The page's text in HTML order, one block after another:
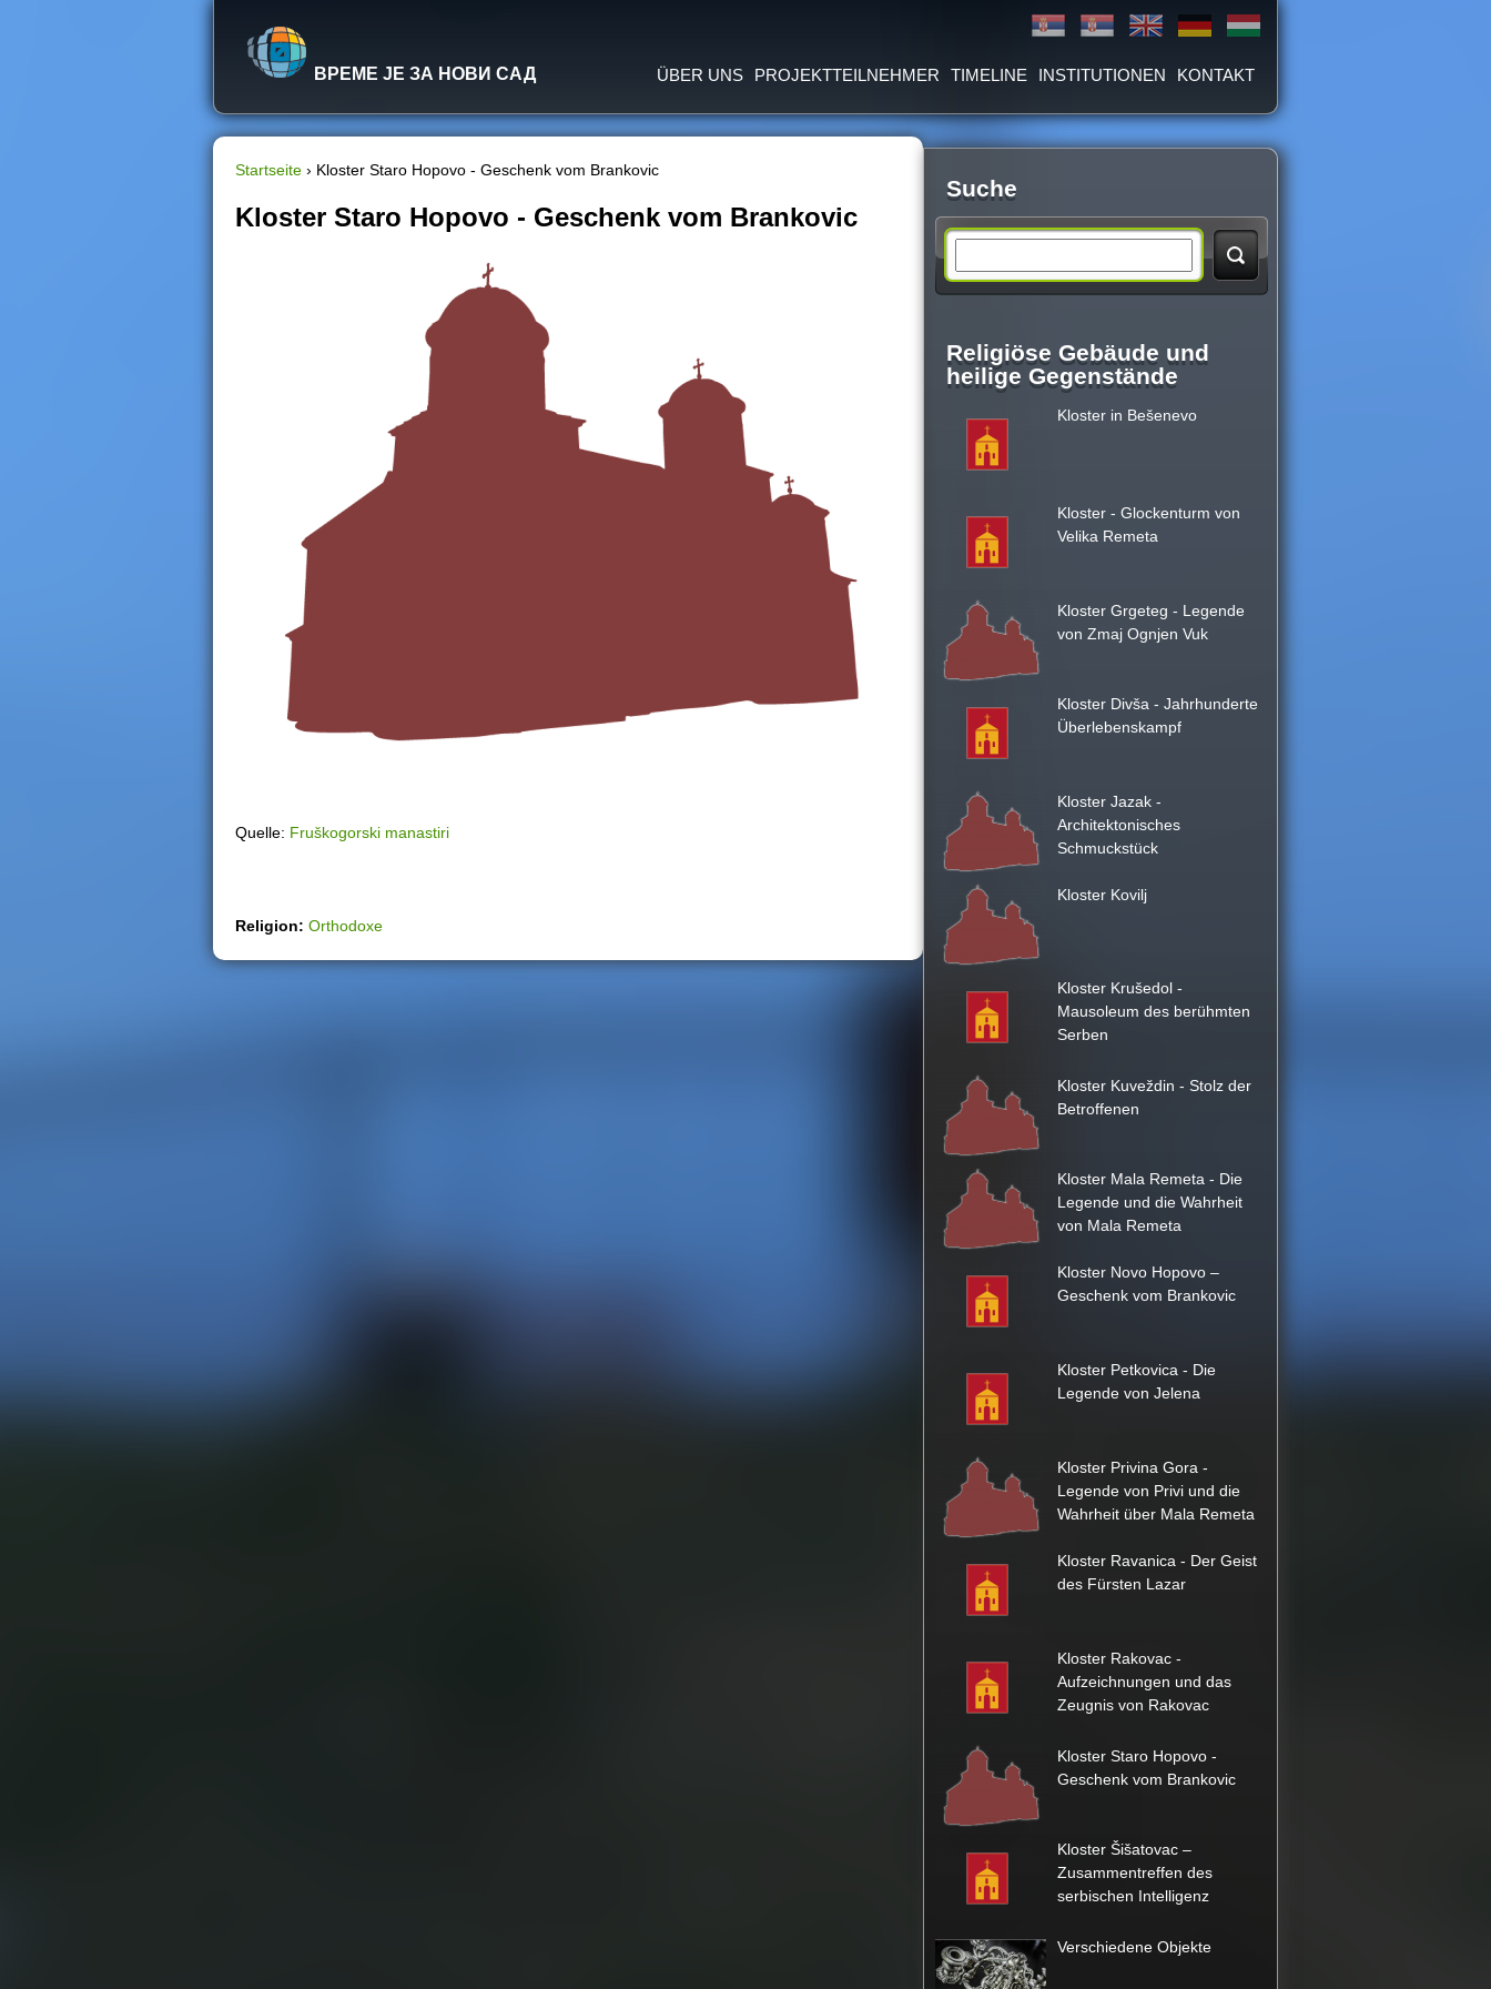
ВРЕМЕ ЈЕ ЗА НОВИ САД ÜBER UNS PROJEKTTEILNEHMER TIMELINE INSTITUTIONEN KONTAKT
S
Startseite › Kloster Staro Hopovo - Geschenk vom Brankovic
Kloster Staro Hopovo - Geschenk vom Brankovic
Quelle: Fruškogorski manastiri
Religion: Orthodoxe
Suche
a
h
e
Religiöse Gebäude und
heilige Gegenstände
Kloster in Bešenevo
Kloster - Glockenturm von
Velika Remeta
Kloster Grgeteg - Legende
von Zmaj Ognjen Vuk
Kloster Divša - Jahrhunderte
Überlebenskampf
Kloster Jazak -
Architektonisches
Schmuckstück
Kloster Kovilj
Kloster Krušedol -
Mausoleum des berühmten
Serben
Kloster Kuveždin - Stolz der
Betroffenen
Kloster Mala Remeta - Die
Legende und die Wahrheit
von Mala Remeta
Kloster Novo Hopovo –
Geschenk vom Brankovic
Kloster Petkovica - Die
Legende von Jelena
Kloster Privina Gora -
Legende von Privi und die
Wahrheit über Mala Remeta
Kloster Ravanica - Der Geist
des Fürsten Lazar
Kloster Rakovac -
Aufzeichnungen und das
Zeugnis von Rakovac
Kloster Staro Hopovo -
Geschenk vom Brankovic
Kloster Šišatovac –
Zusammentreffen des
serbischen Intelligenz
Verschiedene Objekte